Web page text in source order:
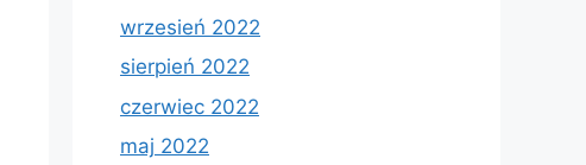
wrzesień 2022
sierpień 2022
czerwiec 2022
maj 2022